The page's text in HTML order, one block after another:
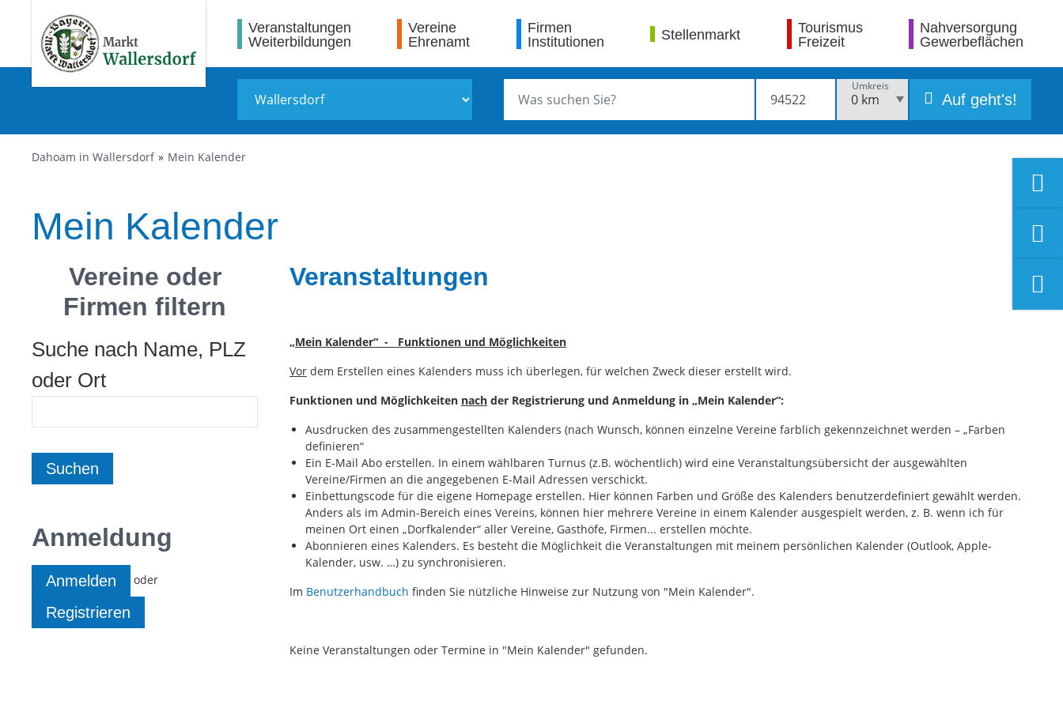
Veranstaltungen
Weiterbildungen
Vereine
Ehrenamt
Firmen
Institutionen
Stellenmarkt
Tourismus
Freizeit
Nahversorgung
Gewerbeflächen
Umkreis
Auf geht's!
Dahoam in Wallersdorf Mein Kalender
Mein Kalender
Vereine oder
Firmen filtern
Suche nach Name, PLZ
oder Ort
Anmeldung
Anmelden oder
Registrieren
Veranstaltungen
„Mein Kalender“ - Funktionen und Möglichkeiten
Vor dem Erstellen eines Kalenders muss ich überlegen, für welchen Zweck dieser erstellt wird.
Funktionen und Möglichkeiten nach der Registrierung und Anmeldung in „Mein Kalender“:
Ausdrucken des zusammengestellten Kalenders (nach Wunsch, können einzelne Vereine farblich gekennzeichnet werden – „Farben
definieren“
Ein E-Mail Abo erstellen. In einem wählbaren Turnus (z.B. wöchentlich) wird eine Veranstaltungsübersicht der ausgewählten
Vereine/Firmen an die angegebenen E-Mail Adressen verschickt.
Einbettungscode für die eigene Homepage erstellen. Hier können Farben und Größe des Kalenders benutzerdefiniert gewählt werden.
Anders als im Admin-Bereich eines Vereins, können hier mehrere Vereine in einem Kalender ausgespielt werden, z. B. wenn ich für
meinen Ort einen „Dorfkalender“ aller Vereine, Gasthöfe, Firmen... erstellen möchte.
Abonnieren eines Kalenders. Es besteht die Möglichkeit die Veranstaltungen mit meinem persönlichen Kalender (Outlook, Apple-
Kalender, usw. …) zu synchronisieren.
Im Benutzerhandbuch finden Sie nützliche Hinweise zur Nutzung von "Mein Kalender".
Keine Veranstaltungen oder Termine in "Mein Kalender" gefunden.